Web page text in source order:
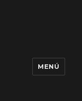
MENÚ